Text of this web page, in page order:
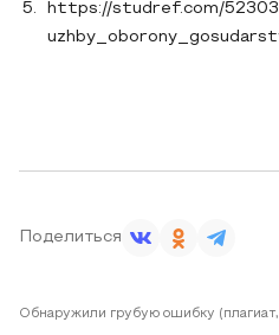
https://studref.com/
Поделиться
Обнаружили грубую ошибку